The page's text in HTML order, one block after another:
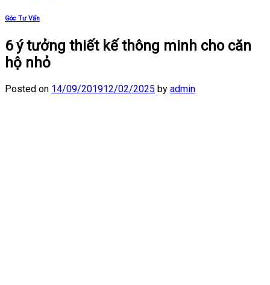
Góc Tư Vấn
6 ý tưởng thiết kế thông minh cho căn
hộ nhỏ
Posted on 14/09/201912/02/2025 by admin